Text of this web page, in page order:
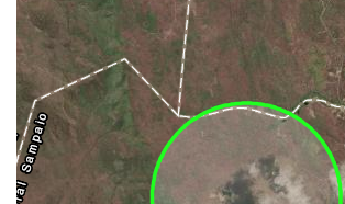
Terras
indígenas
(FUNAI)
UC Federal
UC Estaduais
Municipais